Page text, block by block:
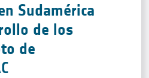
Sudamérica
de los
de